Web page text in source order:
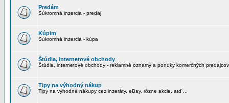
Predám
Súkromná inzercia - predaj
Kúpim
Súkromná inzercia - kúpa
Štúdia, internetové obchody
Štúdia, internetové obchody - reklamné oznamy a ponuky komerčných predajcov
Tipy na výhodný nákup
Tipy na výhodné nákupy cez inzeráty, eBay, rôzne akcie, atď ...